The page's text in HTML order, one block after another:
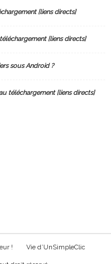
[liens directs]
téléchargement [liens directs]
sous Android ?
téléchargement [liens directs]
! Vie d’UnSimpleClic